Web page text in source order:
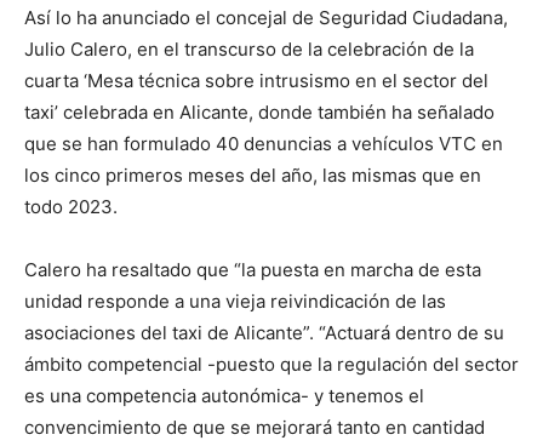
Así lo ha anunciado el concejal de Seguridad Ciudadana,
Julio Calero, en el transcurso de la celebración de la
cuarta ‘Mesa técnica sobre intrusismo en el sector del
taxi’ celebrada en Alicante, donde también ha señalado
que se han formulado 40 denuncias a vehículos VTC en
los cinco primeros meses del año, las mismas que en
todo 2023.
Calero ha resaltado que “la puesta en marcha de esta
unidad responde a una vieja reivindicación de las
asociaciones del taxi de Alicante”. “Actuará dentro de su
ámbito competencial -puesto que la regulación del sector
es una competencia autonómica- y tenemos el
convencimiento de que se mejorará tanto en cantidad